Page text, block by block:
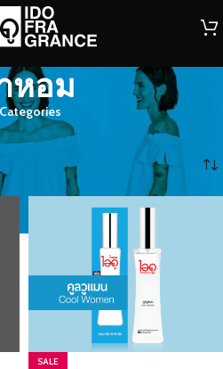
หอม
Categories
อม”/หน้า 3Showing 25–36 of 134 results
SALE